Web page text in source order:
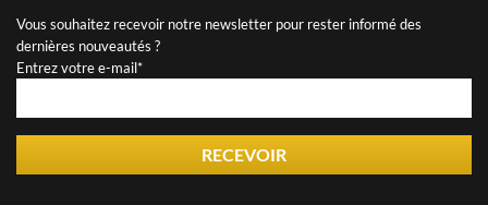
Vous souhaitez recevoir notre newsletter pour rester informé des
dernières nouveautés ?
Entrez votre e-mail*
RECEVOIR